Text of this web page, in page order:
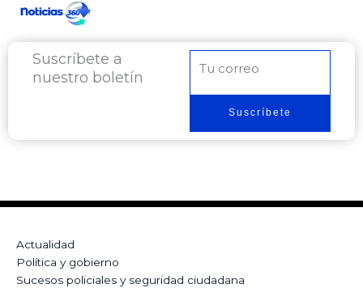
Suscríbete a
nuestro boletín
electrónico
Suscríbete
Actualidad
Política y gobierno
Sucesos policiales y seguridad ciudadana